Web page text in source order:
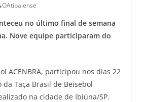
OAtibaiense
no último final de semana
Nove equipe participaram do
ACENBRA, participou nos dias 22
da Taça Brasil de Beisebol
na cidade de Ibiúna/SP.